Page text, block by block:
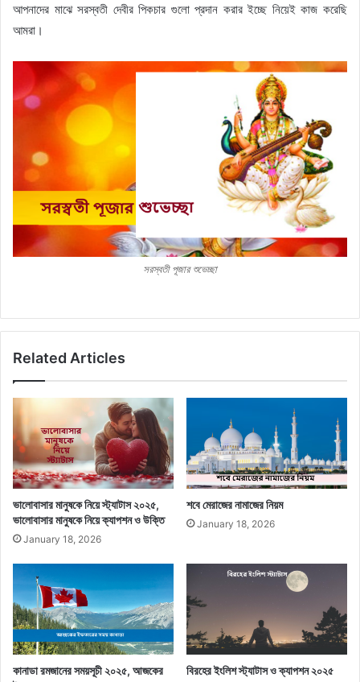
আপনাদের মাঝে সরস্বতী দেবীর পিকচার গুলো প্রদান করার ইচ্ছে নিয়েই কাজ করেছি
আমরা।
সরস্বতী পূজার শুভেচ্ছা
Related Articles
ভালোবাসার মানুষকে নিয়ে স্ট্যাটাস ২০২৫,
ভালোবাসার মানুষকে নিয়ে ক্যাপশন ও উক্তি
January 18, 2026
শবে মেরাজের নামাজের নিয়ম
January 18, 2026
কানাডা রমজানের সময়সূচী ২০২৫, আজকের
বিরহের ইংলিশ স্ট্যাটাস ও ক্যাপশন ২০২৫